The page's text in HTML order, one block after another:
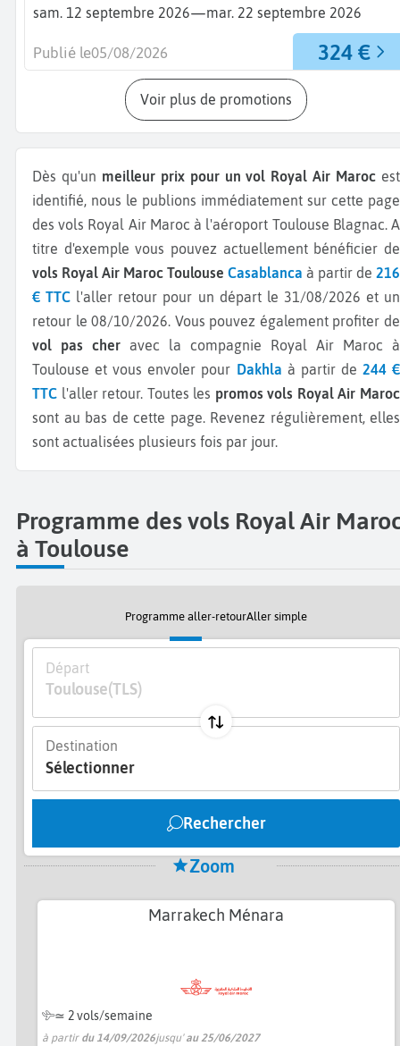
sam. 12 septembre 2026—mar. 22 septembre 2026
324 €
Publié le05/08/2026
Voir plus de promotions
Dès qu'un meilleur prix pour un vol Royal Air Maroc est
identifié, nous le publions immédiatement sur cette page
des vols Royal Air Maroc à l'aéroport Toulouse Blagnac. A
titre d'exemple vous pouvez actuellement bénéficier de
vols Royal Air Maroc Toulouse Casablanca à partir de 216
€ TTC l'aller retour pour un départ le 31/08/2026 et un
retour le 08/10/2026. Vous pouvez également profiter de
vol pas cher avec la compagnie Royal Air Maroc à
Toulouse et vous envoler pour Dakhla à partir de 244 €
TTC l'aller retour. Toutes les promos vols Royal Air Maroc
sont au bas de cette page. Revenez régulièrement, elles
sont actualisées plusieurs fois par jour.
Programme des vols Royal Air
à Toulouse
Programme aller-retourAller simple
Départ
Toulouse(TLS)
Destination
Sélectionner
Rechercher
Zoom
Marrakech Ménara
≃ 2 vols/semaine
à partir du 14/09/2026jusqu'au 25/06/2027